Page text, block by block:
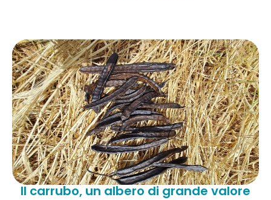
Il carrubo, un albero di grande valore